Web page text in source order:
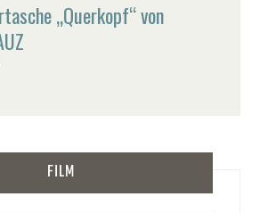
„Querkopf“ von
FILM